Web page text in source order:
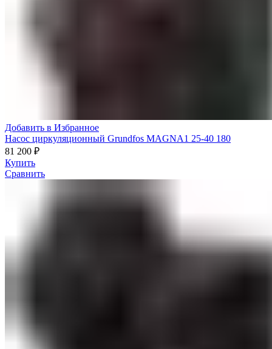
Добавить в Избранное
Насос циркуляционный Grundfos MAGNA1 25-40 180
81 200 ₽
Купить
Сравнить